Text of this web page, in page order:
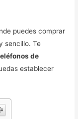
puedes comprar
sencillo. Te
de
establecer